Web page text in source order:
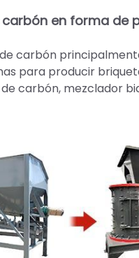
en forma de
carbón
para producir
carbón, mezclador